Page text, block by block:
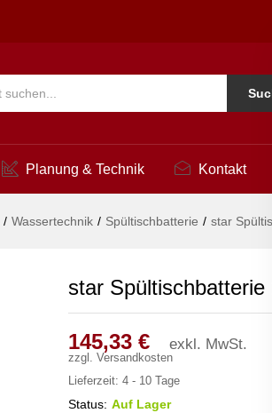
Planung & Technik Kontakt
/ Wassertechnik / Spültischbatterie / star
star Spültischbatterie
145,33 € exkl. MwSt.
zzgl. Versandkosten
Lieferzeit: 4 - 10 Tage
Status: Auf Lager